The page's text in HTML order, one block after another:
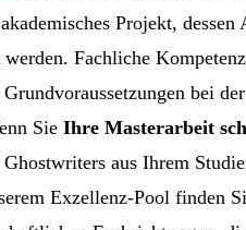
Projekt, dessen
Fachliche
bei
Sie Ihre Masterarbeit
aus Ihrem
Exzellenz-Pool finden